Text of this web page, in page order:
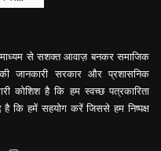
माध्यम से सशक्त आवाज़ बनकर समाजिक
जानकारी सरकार और प्रशासनिक
कोशिश है कि हम स्वच्छ पत्रकारिता
कि हमें सहयोग करें जिससे हम निष्पक्ष